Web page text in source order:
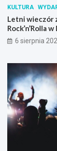
KULTURA
Letni wieczór
Rock’n’Rolla
6 sierpnia